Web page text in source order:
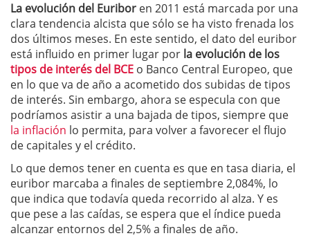
La evolución del Euribor en 2011 está marcada por una
clara tendencia alcista que sólo se ha visto frenada los
dos últimos meses. En este sentido, el dato del euribor
está influido en primer lugar por la evolución de los
tipos de interés del BCE o Banco Central Europeo, que
en lo que va de año a acometido dos subidas de tipos
de interés. Sin embargo, ahora se especula con que
podríamos asistir a una bajada de tipos, siempre que
la inflación lo permita, para volver a favorecer el flujo
de capitales y el crédito.
Lo que demos tener en cuenta es que en tasa diaria, el
euribor marcaba a finales de septiembre 2,084%, lo
que indica que todavía queda recorrido al alza. Y es
que pese a las caídas, se espera que el índice pueda
alcanzar entornos del 2,5% a finales de año.